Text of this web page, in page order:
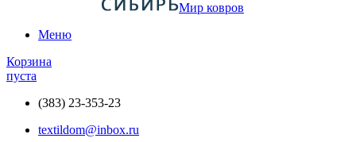
Мир ковров
Меню
Корзина
пуста
(383) 23-353-23
textildom@inbox.ru